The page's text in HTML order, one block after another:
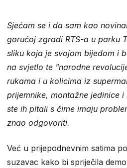
Sjećam se i da sam kao
gorućoj zgradi RTS-a u parku
sliku koja je svojom bijedom i
na svjetlo te "narodne
rukama i u kolicima iz
prijemnike, montažne jedinice
ste ih pitali s čime imaju
znao odgovoriti.
Već u prijepodnevnim satima
suzavac kako bi spriječila